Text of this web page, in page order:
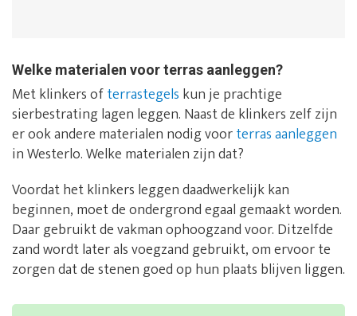
Welke materialen voor terras aanleggen?
Met klinkers ofterrastegels kun je prachtige
sierbestrating lagen leggen. Naast de klinkers zelf zijn
er ook andere materialen nodig voorterras aanleggen
in Westerlo. Welke materialen zijn dat?
Voordat het klinkers leggen daadwerkelijk kan
beginnen, moet de ondergrond egaal gemaakt worden.
Daar gebruikt de vakman ophoogzand voor. Ditzelfde
zand wordt later als voegzand gebruikt, om ervoor te
zorgen dat de stenen goed op hun plaats blijven liggen.